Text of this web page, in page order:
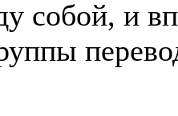
собой, и